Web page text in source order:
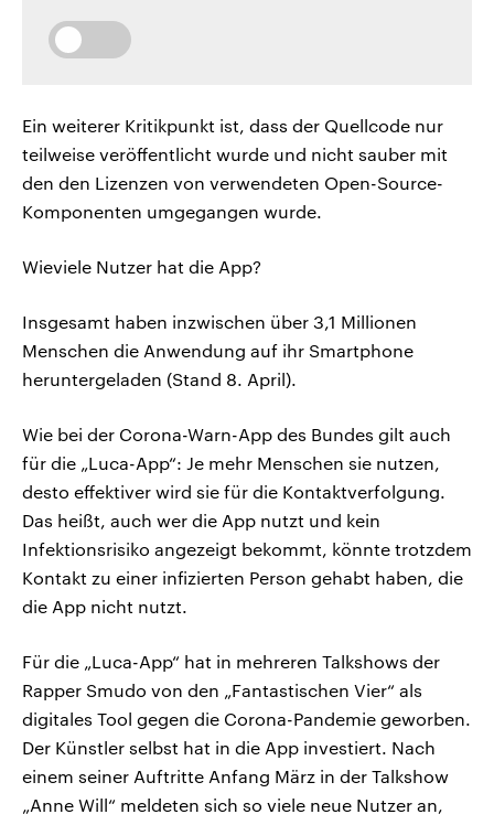
Ein weiterer Kritikpunkt ist, dass der Quellcode nur
teilweise veröffentlicht wurde und nicht sauber mit
den den Lizenzen von verwendeten Open-Source-
Komponenten umgegangen wurde.
Wieviele Nutzer hat die App?
Insgesamt haben inzwischen über 3,1 Millionen
Menschen die Anwendung auf ihr Smartphone
heruntergeladen (Stand 8. April).
Wie bei der Corona-Warn-App des Bundes gilt auch
für die „Luca-App“: Je mehr Menschen sie nutzen,
desto effektiver wird sie für die Kontaktverfolgung.
Das heißt, auch wer die App nutzt und kein
Infektionsrisiko angezeigt bekommt, könnte trotzdem
Kontakt zu einer infizierten Person gehabt haben, die
die App nicht nutzt.
Für die „Luca-App“ hat in mehreren Talkshows der
Rapper Smudo von den „Fantastischen Vier“ als
digitales Tool gegen die Corona-Pandemie geworben.
Der Künstler selbst hat in die App investiert. Nach
einem seiner Auftritte Anfang März in der Talkshow
„Anne Will“ meldeten sich so viele neue Nutzer an,